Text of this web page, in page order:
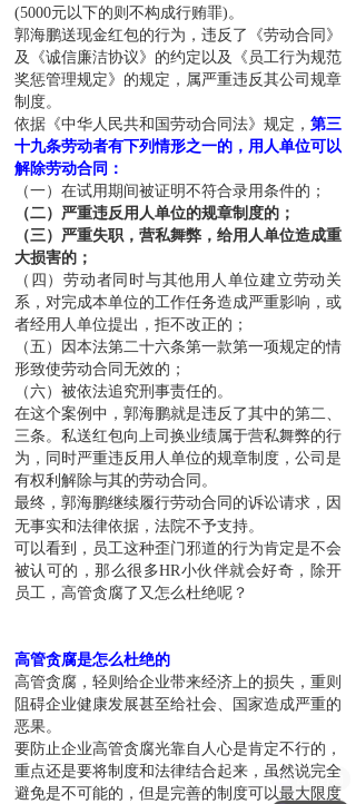
(5000元以下的则不构成行贿罪)。
郭海鹏送现金红包的行为，违反了《劳动合同》
及《诚信廉洁协议》的约定以及《员工行为规范
奖惩管理规定》的规定，属严重违反其公司规章
制度。
依据《中华人民共和国劳动合同法》规定， 第三
十九条劳动者有下列情形之一的，用人单位可以
解除劳动合同：
（一）在试用期间被证明不符合录用条件的；
（二）严重违反用人单位的规章制度的；
（三）严重失职，营私舞弊，给用人单位造成重
大损害的；
（四）劳动者同时与其他用人单位建立劳动关
系，对完成本单位的工作任务造成严重影响，或
者经用人单位提出，拒不改正的；
（五）因本法第二十六条第一款第一项规定的情
形致使劳动合同无效的；
（六）被依法追究刑事责任的。
在这个案例中，郭海鹏就是违反了其中的第二、
三条。私送红包向上司换业绩属于营私舞弊的行
为，同时严重违反用人单位的规章制度，公司是
有权利解除与其的劳动合同。
最终，郭海鹏继续履行劳动合同的诉讼请求，因
无事实和法律依据，法院不予支持。
可以看到，员工这种歪门邪道的行为肯定是不会
被认可的，那么很多HR小伙伴就会好奇，除开
员工，高管贪腐了又怎么杜绝呢？
高管贪腐是怎么杜绝的
高管贪腐，轻则给企业带来经济上的损失，重则
阻碍企业健康发展甚至给社会、国家造成严重的
恶果。
要防止企业高管贪腐光靠自人心是肯定不行的，
重点还是要将制度和法律结合起来，虽然说完全
避免是不可能的，但是完善的制度可以最大限度
售前咨询